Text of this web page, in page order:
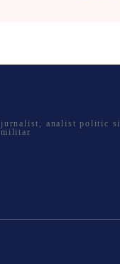
jurnalist, analist politic si
militar